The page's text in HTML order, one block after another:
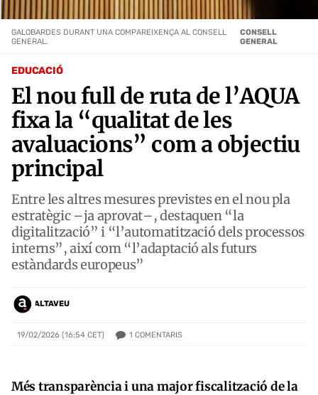
EDUCACIÓ
El nou full de ruta de l’AQUA
fixa la “qualitat de les
avaluacions” com a objectiu
principal
Entre les altres mesures previstes en el nou pla
estratègic –ja aprovat–, destaquen “la
digitalització” i “l’automatització dels processos
interns”, així com “l’adaptació als futurs
estàndards europeus”
ALTAVEU
19/02/2026 (16:54 CET) 1 COMENTARIS
GALOBARDES DURANT UNA COMPAREIXENÇA AL CONSELL
GENERAL.
CONSELL
GENERAL
Més transparència i una major fiscalització de la